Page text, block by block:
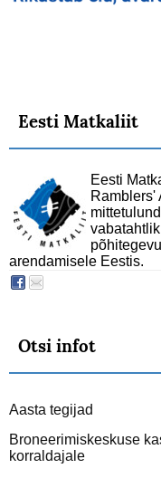
Eesti Matkaliit
Eesti
Ramblers'
arendamisele Eestis.
Otsi infot
Aasta tegijad
Broneerimiskeskuse
korraldajale